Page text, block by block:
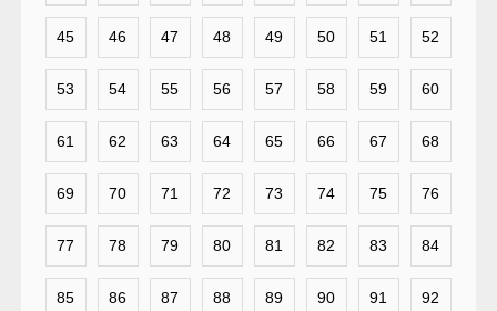
45 46 47 48 49 50 51 52
53 54 55 56 57 58 59 60
61 62 63 64 65 66 67 68
69 70 71 72 73 74 75 76
77 78 79 80 81 82 83 84
85 86 87 88 89 90 91 92